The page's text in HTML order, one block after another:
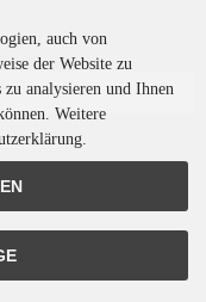
abbestellt werden.
auch von
der Website zu
zu analysieren und Ihnen
Weitere